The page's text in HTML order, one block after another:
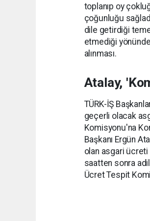
toplanıp oy
çoğunluğu
dile getirdiği
etmediği
alınması.
Atalay,
TÜRK-İŞ
geçerli olacak
Komisyonu'na
Başkanı Ergün
olan asgari
saatten sonra
Ücret Tespit